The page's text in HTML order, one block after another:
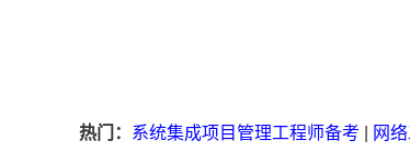
热门： 系统集成项目管理工程师备考 网